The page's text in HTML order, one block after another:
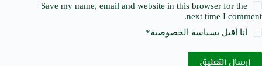
Save my name, email and website in this browser for the
next time I comment.
أنا أقبل بسياسة الخصوصية*
إرسال التعليق